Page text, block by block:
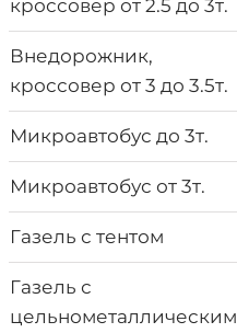
кроссовер от 2.5 до 3т.
Внедорожник,
кроссовер от 3 до 3.5т.
Микроавтобус до 3т.
Микроавтобус от 3т.
Газель с тентом
Газель с
цельнометаллическим